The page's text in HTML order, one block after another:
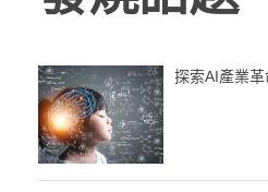
探索AI產業